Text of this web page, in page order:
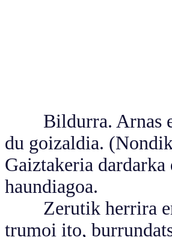
Bildurra. Arnas
du goizaldia.
Gaiztakeria
haundiagoa.
Zerutik herrira
trumoi ito,